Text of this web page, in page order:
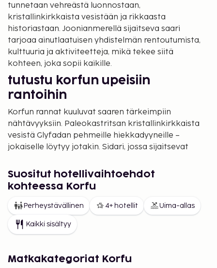
tunnetaan vehreästä luonnostaan,
kristallinkirkkaista vesistään ja rikkaasta
historiastaan. Joonianmerellä sijaitseva saari
tarjoaa ainutlaatuisen yhdistelmän rentoutumista,
kulttuuria ja aktiviteetteja, mikä tekee siitä
kohteen, joka sopii kaikille.
tutustu korfun upeisiin
rantoihin
Korfun rannat kuuluvat saaren tärkeimpiin
nähtävyyksiin. Paleokastritsan kristallinkirkkaista
vesistä Glyfadan pehmeille hiekkadyyneille –
jokaiselle löytyy jotakin. Sidari, jossa sijaitsevat
suosittu valinta pariskunnille. Perheille Agios Gordios
on erinomainen vaihtoehto matalien vesien ja
Muita erinomaisia vaihtoehtoja ovat
lapsiystävälliset rannat, kuten Kalamaki, jossa
matalat vedet sopivat pienille lapsille. Snorklauksen
ovat ehdoton vierailukohde, sillä kirkkaat vedet ja
Suositut hotellivaihtoehdot
kohteessa Korfu
Perheystävällinen 4+ hotellit Uima-allas
Kaikki sisältyy
Matkakategoriat Korfu